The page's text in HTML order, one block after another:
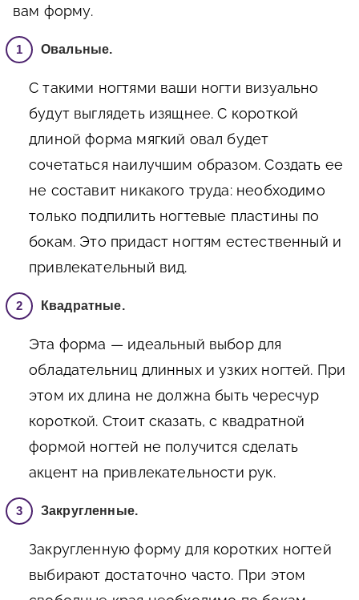
вам форму.
Овальные.
С такими ногтями ваши ногти визуально
будут выглядеть изящнее. С короткой
длиной форма мягкий овал будет
сочетаться наилучшим образом. Создать ее
не составит никакого труда: необходимо
только подпилить ногтевые пластины по
бокам. Это придаст ногтям естественный и
привлекательный вид.
Квадратные.
Эта форма — идеальный выбор для
обладательниц длинных и узких ногтей. При
этом их длина не должна быть чересчур
короткой. Стоит сказать, с квадратной
формой ногтей не получится сделать
акцент на привлекательности рук.
Закругленные.
Закругленную форму для коротких ногтей
выбирают достаточно часто. При этом